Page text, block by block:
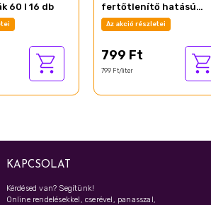
60 l 16 db
fertőtlenítő hatású
folyékony tisztítószer
friss citrom illattal
Az akció részletei
799 Ft
799 Ft/liter
KAPCSOLAT
Kérdésed van? Segítünk!
Online rendelésekkel, cserével, panasszal,